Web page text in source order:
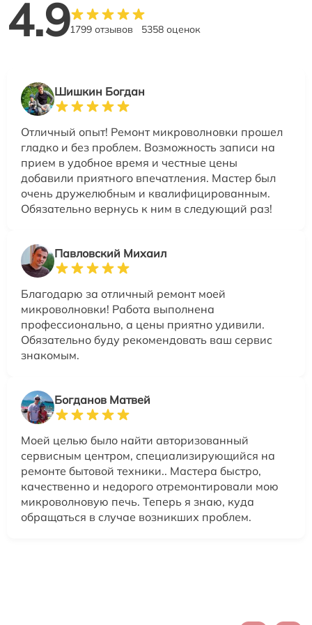
4.91799 отзывов 5358 оценок
Шишкин Богдан
Отличный опыт! Ремонт микроволновки прошел
гладко и без проблем. Возможность записи на
прием в удобное время и честные цены
добавили приятного впечатления. Мастер был
очень дружелюбным и квалифицированным.
Обязательно вернусь к ним в следующий раз!
Павловский Михаил
Благодарю за отличный ремонт моей
микроволновки! Работа выполнена
профессионально, а цены приятно удивили.
Обязательно буду рекомендовать ваш сервис
знакомым.
Богданов Матвей
Моей целью было найти авторизованный
сервисным центром, специализирующийся на
ремонте бытовой техники.. Мастера быстро,
качественно и недорого отремонтировали мою
микроволновую печь. Теперь я знаю, куда
обращаться в случае возникших проблем.